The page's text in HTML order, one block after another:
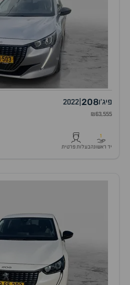
פיג'ו208
2022
₪63,555
1
יד ראשונהבעלות פרטית